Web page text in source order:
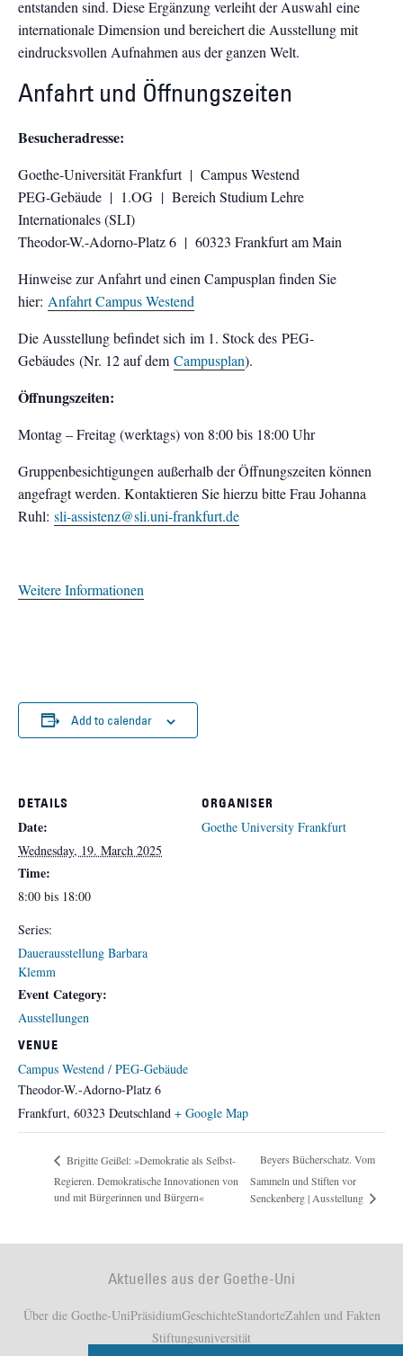
entstanden sind. Diese Ergänzung verleiht der Auswahl eine
internationale Dimension und bereichert die Ausstellung mit
eindrucksvollen Aufnahmen aus der ganzen Welt.
Anfahrt und Öffnungszeiten
Besucheradresse:
Goethe-Universität Frankfurt | Campus Westend
PEG-Gebäude | 1.OG | Bereich Studium Lehre
Internationales (SLI)
Theodor-W.-Adorno-Platz 6 | 60323 Frankfurt am Main
Hinweise zur Anfahrt und einen Campusplan finden Sie
hier: Anfahrt Campus Westend
Die Ausstellung befindet sich im 1. Stock des PEG-
Gebäudes (Nr. 12 auf dem Campusplan).
Öffnungszeiten:
Montag – Freitag (werktags) von 8:00 bis 18:00 Uhr
Gruppenbesichtigungen außerhalb der Öffnungszeiten können
angefragt werden. Kontaktieren Sie hierzu bitte Frau Johanna
Ruhl: sli-assistenz@sli.uni-frankfurt.de
Weitere Informationen
Add to calendar
DETAILS
Date:
Wednesday, 19. March 2025
Time:
8:00 bis 18:00
Series:
Dauerausstellung Barbara
Klemm
Event Category:
Ausstellungen
VENUE
Campus Westend / PEG-Gebäude
Theodor-W.-Adorno-Platz 6
Frankfurt, 60323 Deutschland + Google Map
ORGANISER
Goethe University Frankfurt
Brigitte Geißel: »Demokratie als Selbst-
Regieren. Demokratische Innovationen von
und mit Bürgerinnen und Bürgern«
Beyers Bücherschatz. Vom
Sammeln und Stiften vor
Senckenberg | Ausstellung
Aktuelles aus der Goethe-Uni
Über die Goethe-UniPräsidiumGeschichteStandorteZahlen und Fakten
Stiftungsuniversität